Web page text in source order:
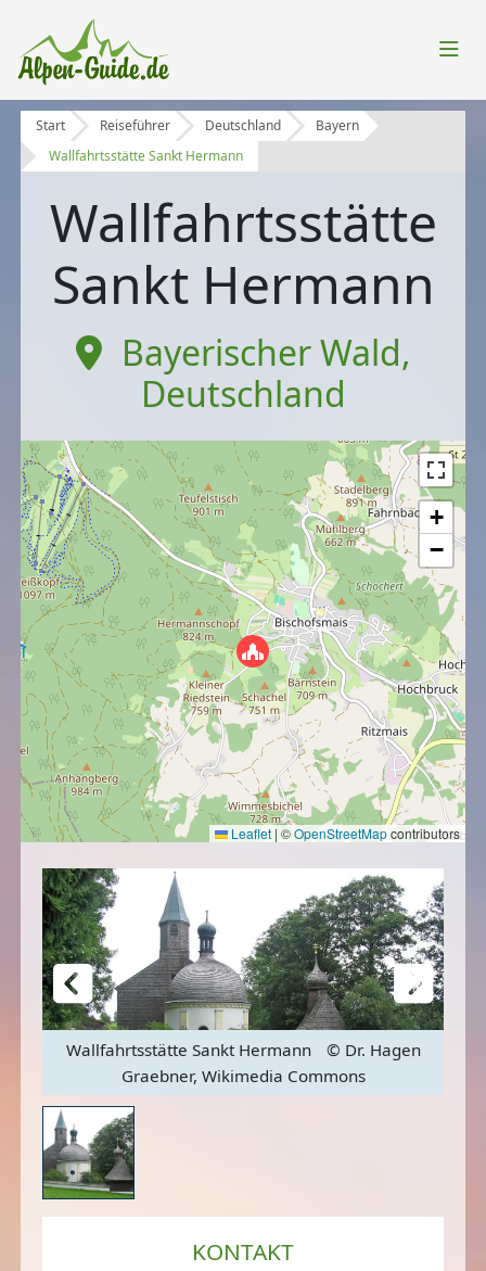
Start Reiseführer Deutschland
Bayern
Wallfahrtsstätte Sankt Hermann
Wallfahrtsstätte
Sankt Hermann
Bayerischer Wald,
Deutschland
+
−
Leaflet | ©OpenStreetMapcontributors
Wallfahrtsstätte Sankt Hermann
© Dr. Hagen
Graebner, Wikimedia Commons
KONTAKT